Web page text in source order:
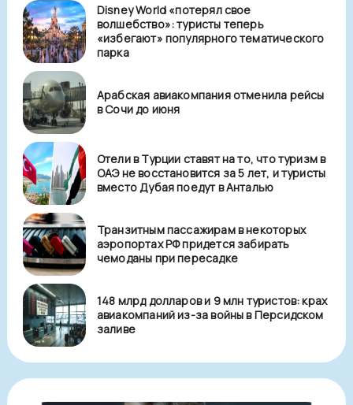
Disney World «потерял свое
волшебство»: туристы теперь
«избегают» популярного тематического
парка
Арабская авиакомпания отменила рейсы
в Сочи до июня
Отели в Турции ставят на то, что туризм в
ОАЭ не восстановится за 5 лет, и туристы
вместо Дубая поедут в Анталью
Транзитным пассажирам в некоторых
аэропортах РФ придется забирать
чемоданы при пересадке
148 млрд долларов и 9 млн туристов: крах
авиакомпаний из-за войны в Персидском
заливе